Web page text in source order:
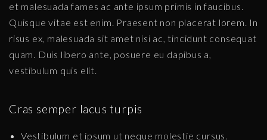
et malesuada fames ac ante ipsum primis in faucibus.
Quisque vitae est enim. Praesent non placerat lorem. In
risus ex, malesuada sit amet nisi ac, tincidunt consequat
quam. Duis libero ante, posuere eu dapibus a,
vestibulum quis elit.
Cras semper lacus turpis
Vestibulum et ipsum ut neque molestie cursus.